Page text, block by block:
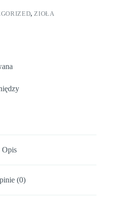
,ZIOŁA
Opis
(0)